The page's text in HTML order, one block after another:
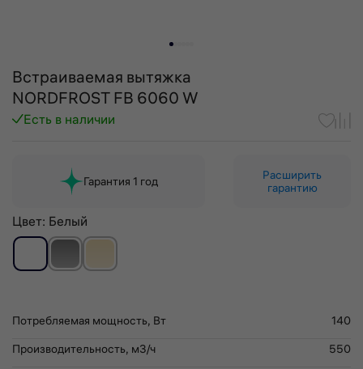
Встраиваемая вытяжка
NORDFROST FB 6060 W
Есть в наличии
Гарантия 1 год
Расширить
гарантию
Цвет: Белый
Потребляемая мощность, Вт
140
Производительность, м3/ч
550